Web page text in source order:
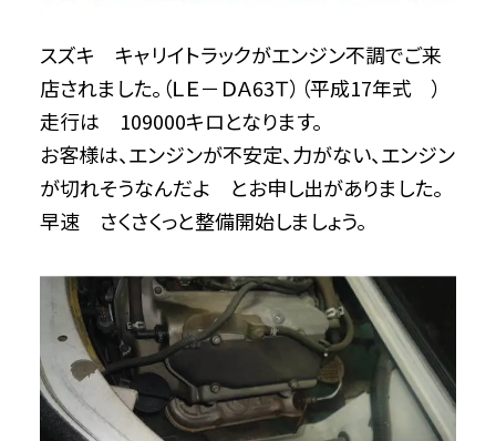
スズキ キャリイトラックがエンジン不調でご来
店されました。（ＬＥ－ＤＡ63Ｔ）（平成17年式 ）
走行は 109000キロとなります。
お客様は、エンジンが不安定、力がない、エンジン
が切れそうなんだよ とお申し出がありました。
早速 さくさくっと整備開始しましょう。